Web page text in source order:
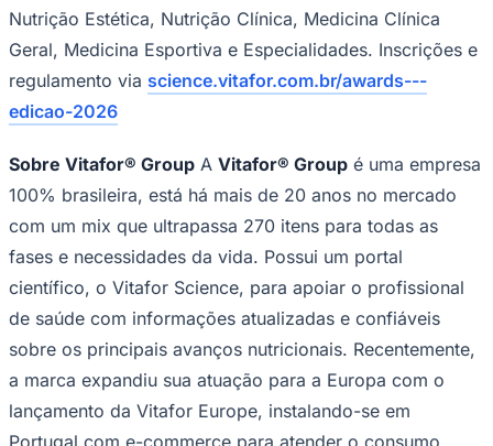
Flamengo
Nutrição Estética, Nutrição Clínica, Medicina Clínica
Geral, Medicina Esportiva e Especialidades. Inscrições e
regulamento via science.vitafor.com.br/awards---
edicao-2026
Sobre Vitafor® Group A Vitafor® Group é uma empresa
100% brasileira, está há mais de 20 anos no mercado
com um mix que ultrapassa 270 itens para todas as
fases e necessidades da vida. Possui um portal
científico, o Vitafor Science, para apoiar o profissional
de saúde com informações atualizadas e confiáveis
sobre os principais avanços nutricionais. Recentemente,
a marca expandiu sua atuação para a Europa com o
lançamento da Vitafor Europe, instalando-se em
Portugal com e-commerce para atender o consumo